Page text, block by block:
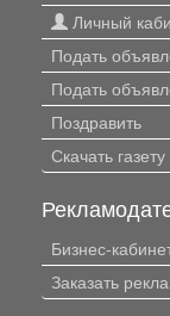
Личный
Подать
Подать
Поздравить
Скачать
Бизнес-
Заказать